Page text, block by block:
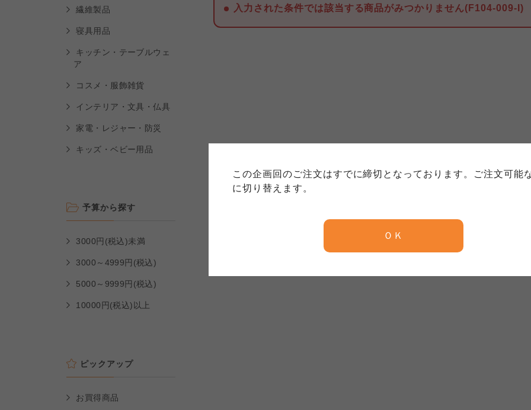
この企画回のご注文はすでに締切となっております。ご注文可能
に切り替えます。
ＯＫ
繊維製品
寝具用品
キッチン・テーブルウェ
ア
コスメ・服飾雑貨
インテリア・文具・仏具
家電・レジャー・防災
キッズ・ベビー用品
予算から探す
3000円(税込)未満
3000～4999円(税込)
5000～9999円(税込)
10000円(税込)以上
ピックアップ
お買得商品
入力された条件では該当する商品がみつかりません(F104-009-I)
める利用約款をご確認のうえ、ご利用ください。なお、クチコミ投稿については、利用約
よどがわ市民生協 大阪いずみ市民生協 わかやま市民生協
このサイトは7つの生協から業務委託を受けて、コープきんき事業連合が運営しています。
コープ事業連合、ならびに各生協の「個人情報保護方針」については各生協のボタンをクリ
ならコープ
よどがわ市民生協
各生協の「特定商取引法に基づく表記について」については各生協のボタンをクリックして
よどがわ市民生協